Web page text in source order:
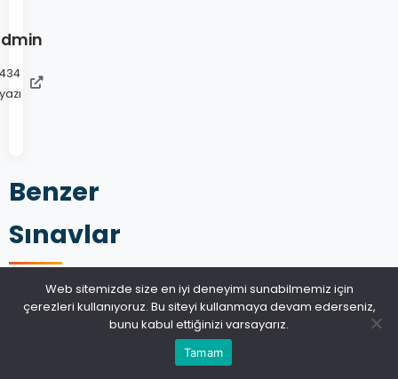
434
Benzer
Sınavlar
Web sitemizde size en iyi deneyimi sunabilmemiz için
çerezleri kullanıyoruz. Bu siteyi kullanmaya devam ederseniz,
bunu kabul ettiğinizi varsayarız.
Tamam